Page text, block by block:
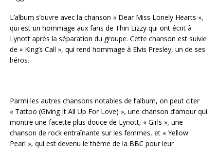
L’album s’ouvre avec la chanson « Dear Miss Lonely Hearts »,
qui est un hommage aux fans de Thin Lizzy qui ont écrit à
Lynott après la séparation du groupe. Cette chanson est suivie
de « King’s Call », qui rend hommage à Elvis Presley, un de ses
héros.
Parmi les autres chansons notables de l’album, on peut citer
« Tattoo (Giving It All Up For Love) », une chanson d’amour qui
montre une facette plus douce de Lynott, « Girls », une
chanson de rock entraînante sur les femmes, et « Yellow
Pearl », qui est devenu le thème de la BBC pour leur